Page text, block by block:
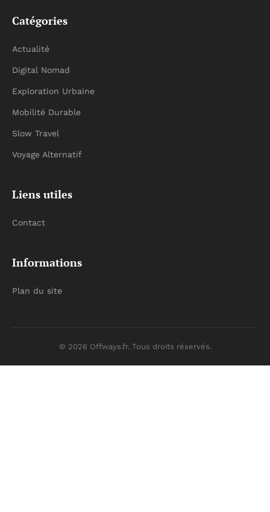
Catégories
Actualité
Digital Nomad
Exploration Urbaine
Mobilité Durable
Slow Travel
Voyage Alternatif
Liens utiles
Contact
Informations
Plan du site
© 2026 Offways.fr. Tous droits réservés.